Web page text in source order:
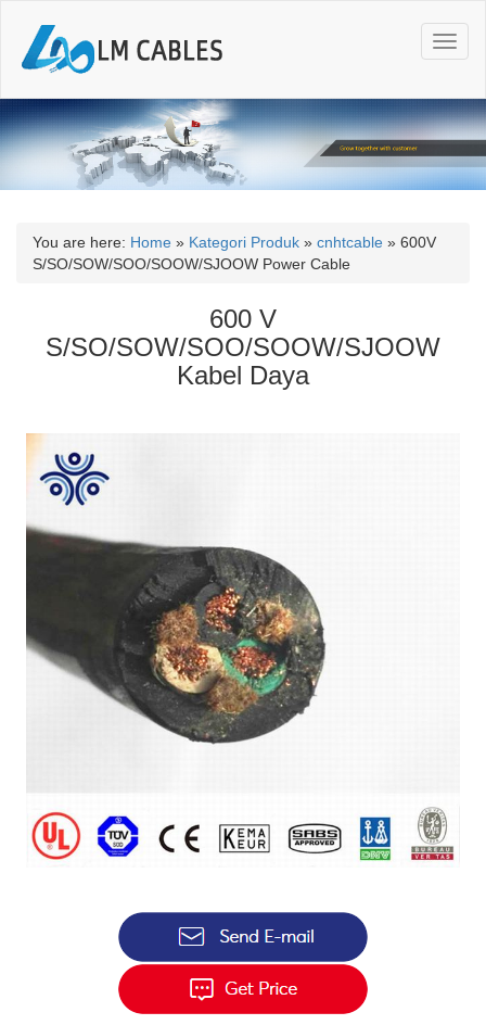
T
o
g
l
n
a
You are here: Home » Kategori Produk » cnhtcable » 600V
S/SO/SOW/SOO/SOOW/SJOOW Power Cable
600 V
S/SO/SOW/SOO/SOOW/SJOOW
Kabel Daya